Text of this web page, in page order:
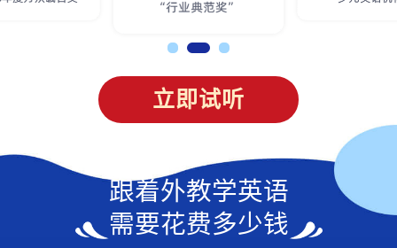
立即试听
跟着外教学英语
需要花费多少钱